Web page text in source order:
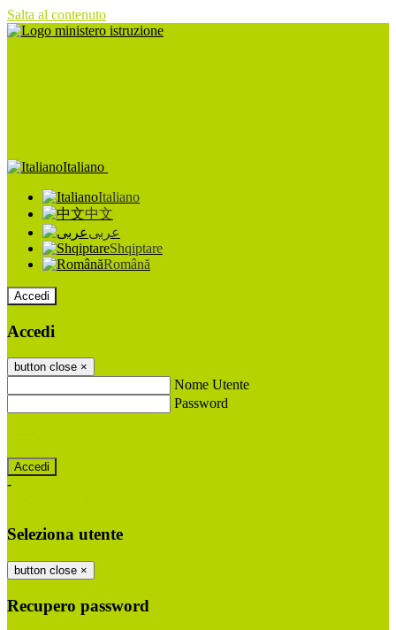
Salta al contenuto
Italiano
Italiano
中文
عربى
Shqiptare
Română
Accedi
Accedi
button close ×
Nome Utente
Password
-
Seleziona utente
button close ×
Recupero password